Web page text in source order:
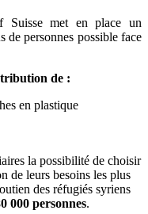
Suisse met en place un
personnes possible face
de :
en plastique
la possibilité de choisir
de leurs besoins les plus
des réfugiés syriens
000 personnes.